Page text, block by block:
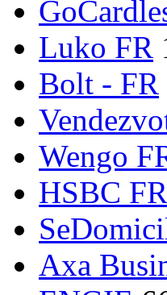
Luko FR
Bolt - FR
Wengo
HSBC FR
Axa